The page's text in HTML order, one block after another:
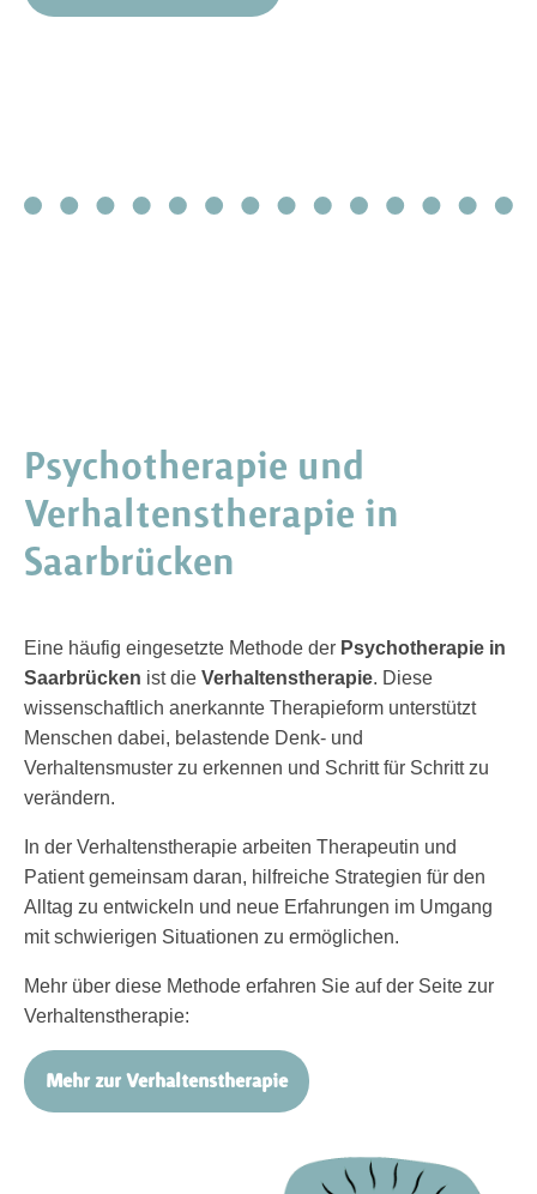
Psychotherapie und
Verhaltenstherapie in
Saarbrücken
Eine häufig eingesetzte Methode der Psychotherapie in
Saarbrücken ist die Verhaltenstherapie. Diese
wissenschaftlich anerkannte Therapieform unterstützt
Menschen dabei, belastende Denk- und
Verhaltensmuster zu erkennen und Schritt für Schritt zu
verändern.
In der Verhaltenstherapie arbeiten Therapeutin und
Patient gemeinsam daran, hilfreiche Strategien für den
Alltag zu entwickeln und neue Erfahrungen im Umgang
mit schwierigen Situationen zu ermöglichen.
Mehr über diese Methode erfahren Sie auf der Seite zur
Verhaltenstherapie:
Mehr zur Verhaltenstherapie